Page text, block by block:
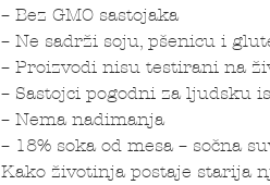
– Bez GMO sastojaka
– Ne sadrži soju, pšenicu i
– Proizvodi nisu testirani na
– Sastojci pogodni za ljudsku
– Nema nadimanja
– 18% soka od mesa – sočna
Kako životinja postaje starija